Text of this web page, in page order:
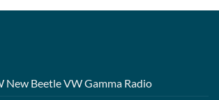
New Beetle VW Gamma Radio